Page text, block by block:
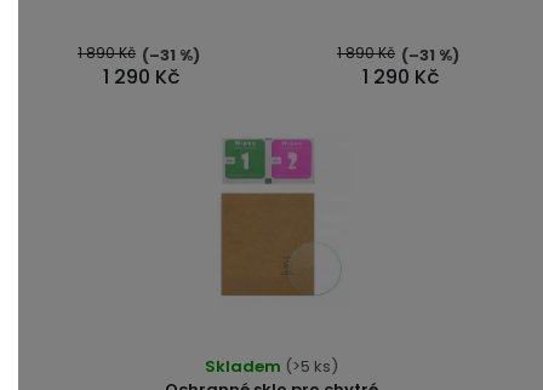
1 290 Kč
1 890 Kč (–31 %)
1 290 Kč
1 890 Kč (–31 %)
Skladem (>5 ks)